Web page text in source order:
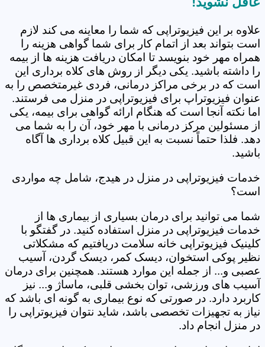
علاوه بر این فیزیوتراپی که شما را معاینه می کند لازم
است بتواند بعد از اتمام کار برای شما گواهی هزینه را
همراه مهر خود بنویسد تا امکان دریافت هزینه ها از بیمه
را داشته باشید. یکی دیگر از روش های کلاه برداری این
است که در برخی مراکز درمانی، فردی غیرمتخصص را به
عنوان فیزیوتراپ برای فیزیوتراپی در منزل می فرستند.
اما نکته آنجا است که هنگام ارائه گواهی برای بیمه، یکی
از مسئولین مرکز درمانی با مهر خود، آن را به شما می
دهد. فلذا حتماً نسبت به این قبیل کلاه برداری ها آگاه
باشید.
خدمات فیزیوتراپی در منزل در هیدج، شامل چه مواردی
است؟
شما می توانید برای درمان بسیاری از بیماری ها از
خدمات فیزیوتراپی در منزل استفاده کنید. در گفتگو با
کلینیک فیزیوتراپی خانه سلامت دریافتیم که مشکلاتی
نظیر پوکی استخوان، دیسک کمر، دیسک گردن، آسیب
عصبی و... از جمله این موارد هستند. همچنین برای درمان
آسیب های ورزشی، توان بخشی قلبی، ماساژ و... نیز
کاربرد دارد. در صورتی که نوع بیماری به گونه ای باشد که
نیاز به تجهیزات تخصصی باشد، شاید نتوان فیزیوتراپی را
در منزل انجام داد.